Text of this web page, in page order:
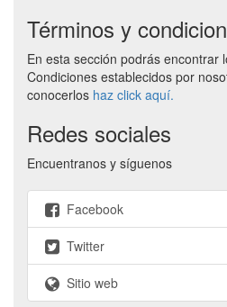
Términos y
En esta sección podrás encontrar
Condiciones establecidos por
conocerlos haz click aquí.
Redes sociales
Encuentranos y síguenos
Facebook
Twitter
Sitio web